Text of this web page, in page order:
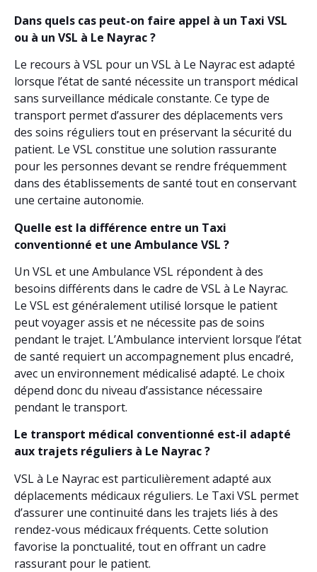
Dans quels cas peut-on faire appel à un Taxi VSL
ou à un VSL à Le Nayrac ?
Le recours à VSL pour un VSL à Le Nayrac est adapté
lorsque l’état de santé nécessite un transport médical
sans surveillance médicale constante. Ce type de
transport permet d’assurer des déplacements vers
des soins réguliers tout en préservant la sécurité du
patient. Le VSL constitue une solution rassurante
pour les personnes devant se rendre fréquemment
dans des établissements de santé tout en conservant
une certaine autonomie.
Quelle est la différence entre un Taxi
conventionné et une Ambulance VSL ?
Un VSL et une Ambulance VSL répondent à des
besoins différents dans le cadre de VSL à Le Nayrac.
Le VSL est généralement utilisé lorsque le patient
peut voyager assis et ne nécessite pas de soins
pendant le trajet. L’Ambulance intervient lorsque l’état
de santé requiert un accompagnement plus encadré,
avec un environnement médicalisé adapté. Le choix
dépend donc du niveau d’assistance nécessaire
pendant le transport.
Le transport médical conventionné est-il adapté
aux trajets réguliers à Le Nayrac ?
VSL à Le Nayrac est particulièrement adapté aux
déplacements médicaux réguliers. Le Taxi VSL permet
d’assurer une continuité dans les trajets liés à des
rendez-vous médicaux fréquents. Cette solution
favorise la ponctualité, tout en offrant un cadre
rassurant pour le patient.